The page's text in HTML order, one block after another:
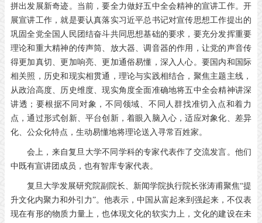
拼出发展新奇迹。当前，要全力做好五中全会精神的宣讲工作。开
展宣讲工作，就是要认真落实习近平总书记对宣传思想工作提出的
巩固全党全国人民团结奋斗共同思想基础的要求，要充分发挥重要
理论和重大精神的传声筒、放大器、调音器的作用，让党的声音传
得更加真切、更加响亮、更加通俗易懂，深入人心。要国内和国际
相关照，历史和现实相贯通，理论与实践相结合，聚焦主题主线，
从政治高度、历史维度、现实角度全面准确地将五中全会精神讲深
讲透；要根据不同对象，不同领域、不同人群找准切入点和着力
点，通过形式创新、平台创新，着眼入脑入心，适应对象化、差异
化、公众化特点，生动易懂地将理论送入寻常百姓家。
会上，来自复旦大学不同学科的专家代表作了交流发言。他们
中既有宣讲团成员，也有智库专家代表。
复旦大学发展研究院副院长、新闻学院执行院长张涛甫聚焦“提
升文化内聚力和外引力”。他表示，中国从富起来到强起来，不仅表
现在有形的物质力量上，也体现文化的软实力上，文化的建设在未